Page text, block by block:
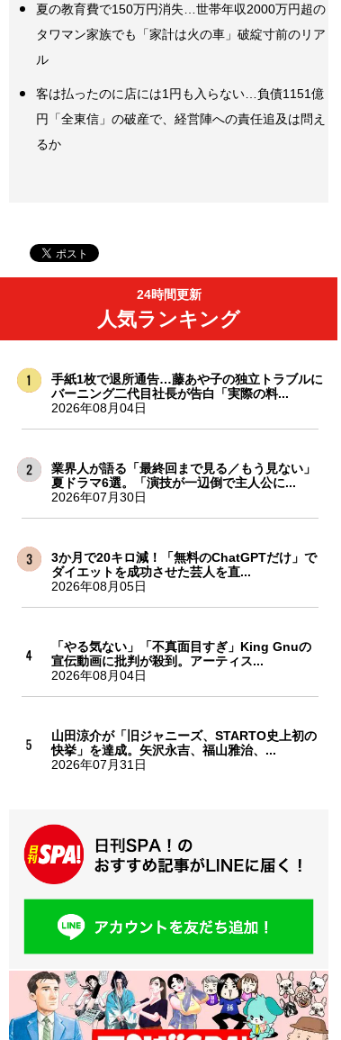
夏の教育費で150万円消失…世帯年収2000万円超の
タワマン家族でも「家計は火の車」破綻寸前のリア
ル
客は払ったのに店には1円も入らない…負債1151億
円「全東信」の破産で、経営陣への責任追及は問え
るか
24時間更新
人気ランキング
手紙1枚で退所通告…藤あや子の独立トラブルに
バーニング二代目社長が告白「実際の料...
2026年08月04日
業界人が語る「最終回まで見る／もう見ない」
夏ドラマ6選。「演技が一辺倒で主人公に...
2026年07月30日
3か月で20キロ減！「無料のChatGPTだけ」で
ダイエットを成功させた芸人を直...
2026年08月05日
「やる気ない」「不真面目すぎ」King Gnuの
宣伝動画に批判が殺到。アーティス...
2026年08月04日
山田涼介が「旧ジャニーズ、STARTO史上初の
快挙」を達成。矢沢永吉、福山雅治、...
2026年07月31日